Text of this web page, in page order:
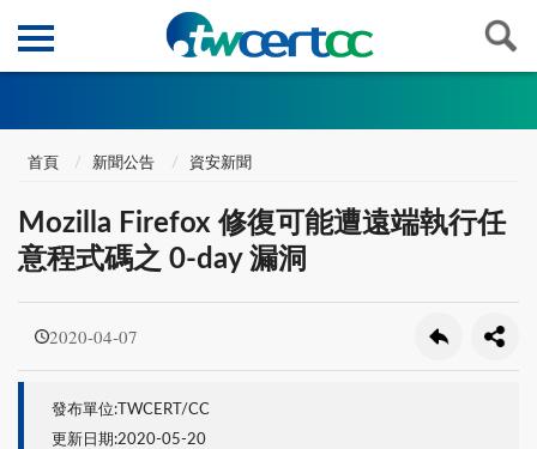
首頁 新聞公告 資安新聞
Mozilla Firefox 修復可能遭遠端執行任
意程式碼之 0-day 漏洞
2020-04-07
發布單位:TWCERT/CC
更新日期:2020-05-20